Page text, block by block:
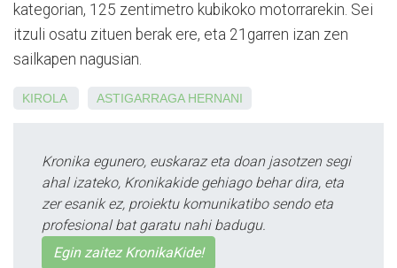
kategorian, 125 zentimetro kubikoko motorrarekin. Sei
itzuli osatu zituen berak ere, eta 21garren izan zen
sailkapen nagusian.
KIROLA ASTIGARRAGA HERNANI
Kronika egunero, euskaraz eta doan jasotzen segi
ahal izateko, Kronikakide gehiago behar dira, eta
zer esanik ez, proiektu komunikatibo sendo eta
profesional bat garatu nahi badugu.
Egin zaitez KronikaKide!